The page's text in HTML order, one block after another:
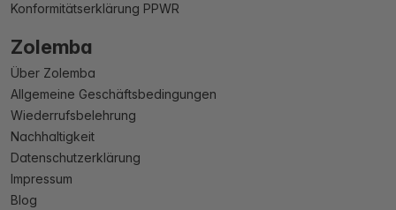
Konformitätserklärung PPWR
Zolemba
Über Zolemba
Allgemeine Geschäftsbedingungen
Wiederrufsbelehrung
Nachhaltigkeit
Datenschutzerklärung
Impressum
Blog